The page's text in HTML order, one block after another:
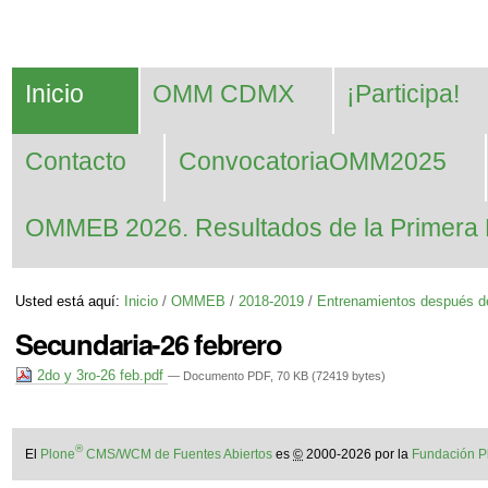
contenido.
Saltar
navegación
Inicio OMM CDMX ¡Participa!
Contacto ConvocatoriaOMM2025
OMMEB 2026. Resultados de la Primera
Usted está aquí: Inicio /OMMEB /2018-2019 / Entrenamientos después
Secundaria-26 febrero
2do y 3ro-26 feb.pdf— Documento PDF, 70 KB (72419 bytes)
El Plone®CMS/WCM de Fuentes Abiertos es© 2000-2026 por la Fundación